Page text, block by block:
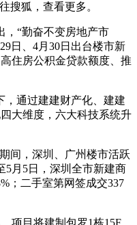
搜狐，查看更多。
“勤奋不变房地产市
日、4月30日出台楼市新
住房公积金贷款额度、推
通过建建财产化、建建
大维度，六大科技系统升
，深圳、广州楼市活跃
5月5日，深圳全市新建商
；二手室第网签成交337